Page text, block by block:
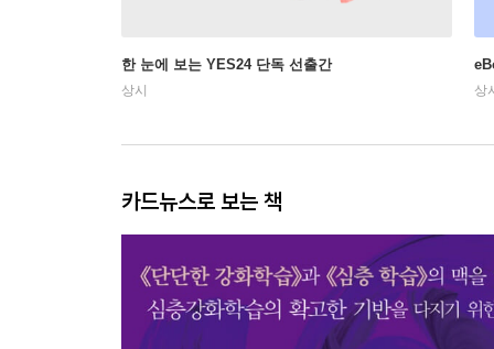
한 눈에 보는 YES24 단독 선출간
상시 상
카드뉴스로 보는 책